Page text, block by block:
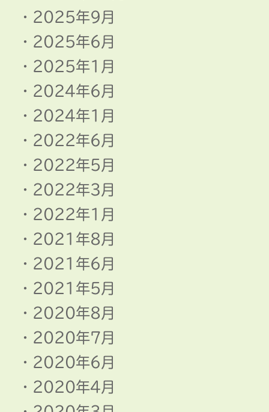
2025年9月
2025年6月
2025年1月
2024年6月
2024年1月
2022年6月
2022年5月
2022年3月
2022年1月
2021年8月
2021年6月
2021年5月
2020年8月
2020年7月
2020年6月
2020年4月